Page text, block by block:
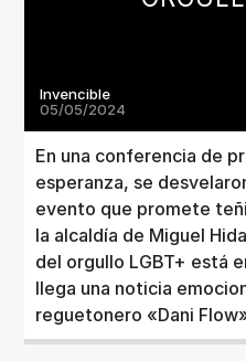
Invencible Radio
Invencible
05/05/2024
En una conferencia de
esperanza, se
evento que promete
la alcaldía de Miguel
del orgullo LGBT+ está
llega una noticia
reguetonero «Dani